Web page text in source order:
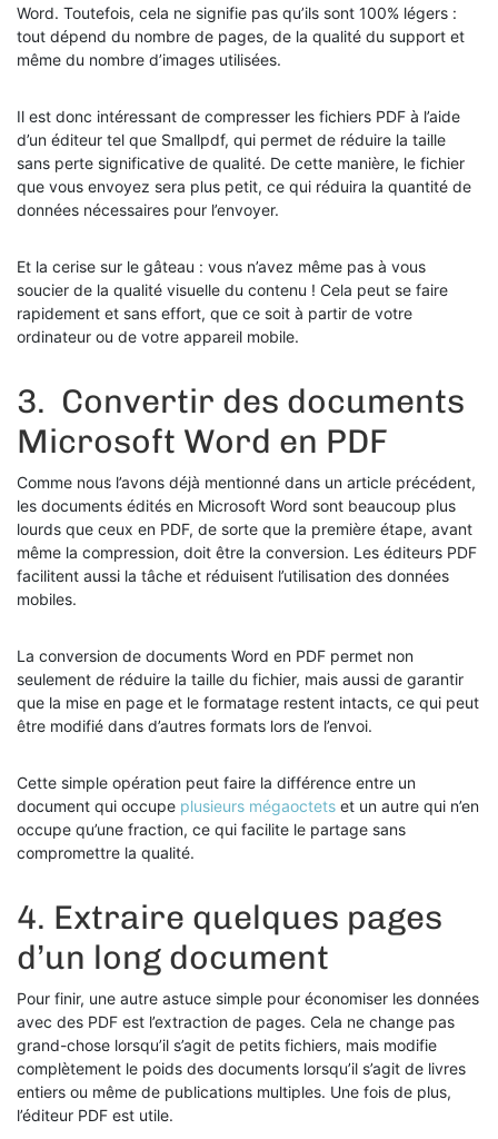
Word. Toutefois, cela ne signifie pas qu’ils sont 100% légers :
tout dépend du nombre de pages, de la qualité du support et
même du nombre d’images utilisées.
Il est donc intéressant de compresser les fichiers PDF à l’aide
d’un éditeur tel que Smallpdf, qui permet de réduire la taille
sans perte significative de qualité. De cette manière, le fichier
que vous envoyez sera plus petit, ce qui réduira la quantité de
données nécessaires pour l’envoyer.
Et la cerise sur le gâteau : vous n’avez même pas à vous
soucier de la qualité visuelle du contenu ! Cela peut se faire
rapidement et sans effort, que ce soit à partir de votre
ordinateur ou de votre appareil mobile.
3. Convertir des documents
Microsoft Word en PDF
Comme nous l’avons déjà mentionné dans un article précédent,
les documents édités en Microsoft Word sont beaucoup plus
lourds que ceux en PDF, de sorte que la première étape, avant
même la compression, doit être la conversion. Les éditeurs PDF
facilitent aussi la tâche et réduisent l’utilisation des données
mobiles.
La conversion de documents Word en PDF permet non
seulement de réduire la taille du fichier, mais aussi de garantir
que la mise en page et le formatage restent intacts, ce qui peut
être modifié dans d’autres formats lors de l’envoi.
Cette simple opération peut faire la différence entre un
document qui occupe plusieurs mégaoctets et un autre qui n’en
occupe qu’une fraction, ce qui facilite le partage sans
compromettre la qualité.
4. Extraire quelques pages
d’un long document
Pour finir, une autre astuce simple pour économiser les données
avec des PDF est l’extraction de pages. Cela ne change pas
grand-chose lorsqu’il s’agit de petits fichiers, mais modifie
complètement le poids des documents lorsqu’il s’agit de livres
entiers ou même de publications multiples. Une fois de plus,
l’éditeur PDF est utile.